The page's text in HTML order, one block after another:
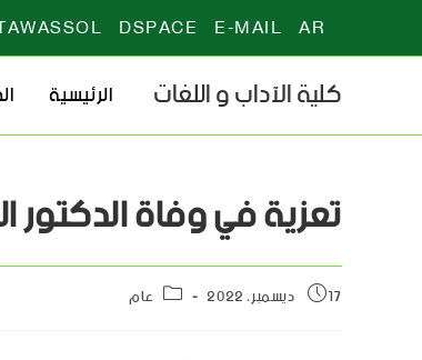
AR
E-MAIL
DSPACE
كلية الآداب و اللغات الرئيسية
تعزية في وفاة الدكتور
17 ديسمبر، 2022 عام